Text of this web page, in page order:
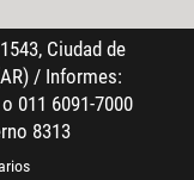
Ciudad de
/ Informes:
011 6091-7000
8313